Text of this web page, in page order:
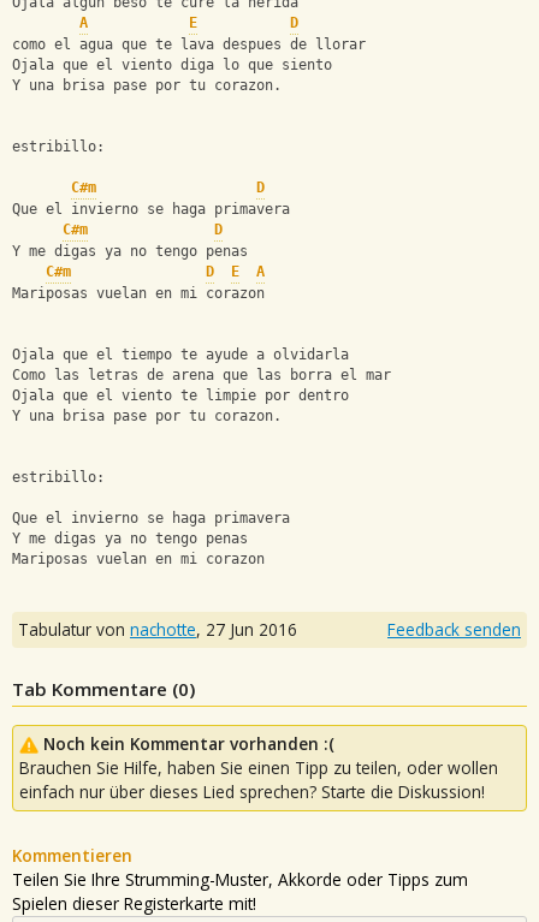
A
E
D
como el agua que te lava despues de llorar
Ojala que el viento diga lo que siento
Y una brisa pase por tu corazon.
estribillo:
C#m
D
Que el invierno se haga primavera
C#m
D
Y me digas ya no tengo penas
C#m
D E
A
Mariposas vuelan en mi corazon
Ojala que el tiempo te ayude a olvidarla
Como las letras de arena que las borra el mar
Ojala que el viento te limpie por dentro
Y una brisa pase por tu corazon.
estribillo:
Que el invierno se haga primavera
Y me digas ya no tengo penas
Mariposas vuelan en mi corazon
Tabulatur von nachotte, 27 Jun 2016 Feedback senden
Tab Kommentare (0)
Noch kein Kommentar vorhanden :(
Brauchen Sie Hilfe, haben Sie einen Tipp zu teilen, oder wollen
einfach nur über dieses Lied sprechen? Starte die Diskussion!
Kommentieren
Teilen Sie Ihre Strumming-Muster, Akkorde oder Tipps zum
Spielen dieser Registerkarte mit!